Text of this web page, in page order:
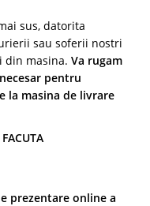
sus, datorita
sau soferii nostri
din masina. Va rugam
pentru
la masina de livrare
prezentare online a